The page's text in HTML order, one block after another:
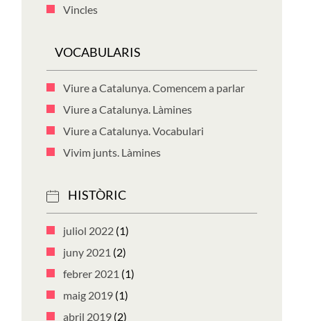
Vincles
VOCABULARIS
Viure a Catalunya. Comencem a parlar
Viure a Catalunya. Làmines
Viure a Catalunya. Vocabulari
Vivim junts. Làmines
HISTÒRIC
juliol 2022 (1)
juny 2021 (2)
febrer 2021 (1)
maig 2019 (1)
abril 2019 (2)